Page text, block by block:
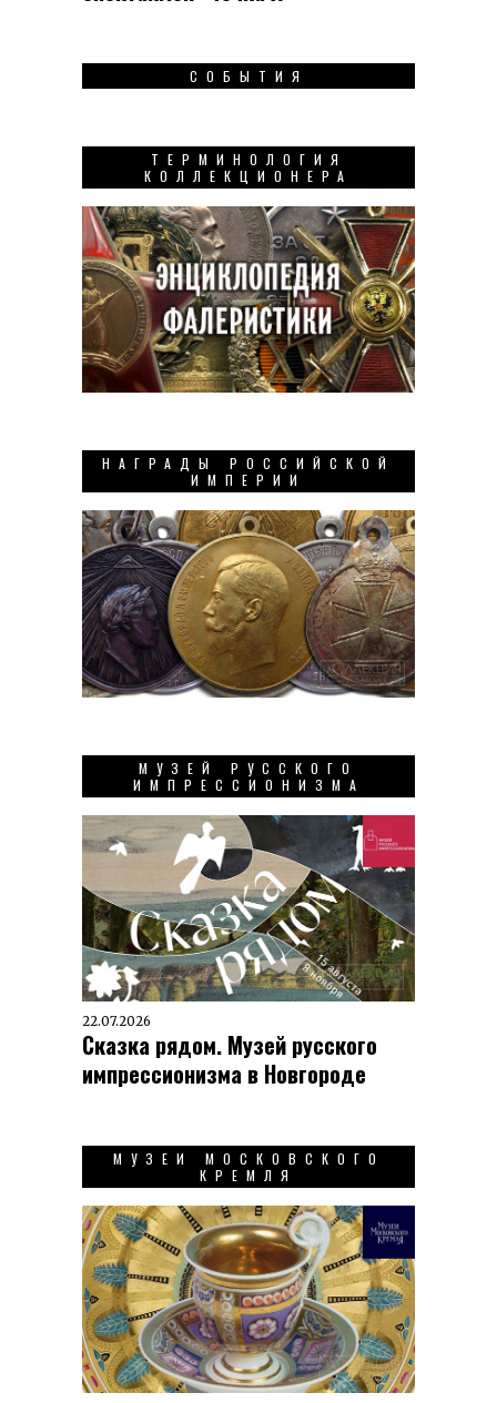
СОБЫТИЯ
ТЕРМИНОЛОГИЯ
КОЛЛЕКЦИОНЕРА
НАГРАДЫ РОССИЙСКОЙ
ИМПЕРИИ
МУЗЕЙ РУССКОГО
ИМПРЕССИОНИЗМА
22.07.2026
Сказка рядом. Музей русского
импрессионизма в Новгороде
МУЗЕИ МОСКОВСКОГО
КРЕМЛЯ